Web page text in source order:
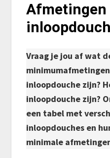
Afmetingen
Vraag je jou af wat
inloopdouche zijn?
inloopdouche zijn?
een tabel met
inloopdouches en
minimale